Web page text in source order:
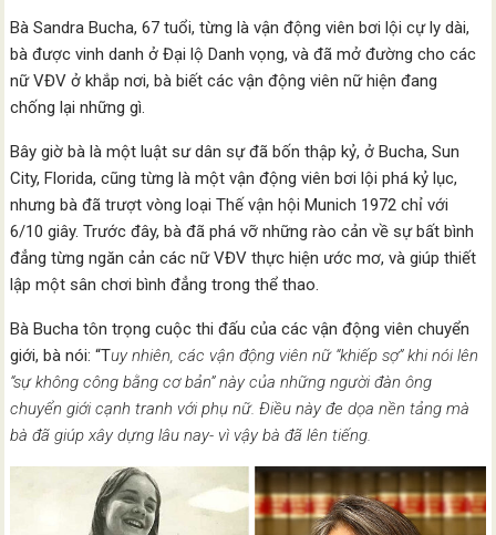
Bà Sandra Bucha, 67 tuổi, từng là vận động viên bơi lội cự ly dài,
bà được vinh danh ở Đại lộ Danh vọng, và đã mở đường cho các
nữ VĐV ở khắp nơi, bà biết các vận động viên nữ hiện đang
chống lại những gì.
Bây giờ bà là một luật sư dân sự đã bốn thập kỷ, ở Bucha, Sun
City, Florida, cũng từng là một vận động viên bơi lội phá kỷ lục,
nhưng bà đã trượt vòng loại Thế vận hội Munich 1972 chỉ với
6/10 giây. Trước đây, bà đã phá vỡ những rào cản về sự bất bình
đẳng từng ngăn cản các nữ VĐV thực hiện ước mơ, và giúp thiết
lập một sân chơi bình đẳng trong thể thao.
Bà Bucha tôn trọng cuộc thi đấu của các vận động viên chuyển
giới, bà nói: “Tuy nhiên, các vận động viên nữ “khiếp sợ” khi nói lên
“sự không công bằng cơ bản” này của những người đàn ông
chuyển giới cạnh tranh với phụ nữ. Điều này đe dọa nền tảng mà
bà đã giúp xây dựng lâu nay- vì vậy bà đã lên tiếng.